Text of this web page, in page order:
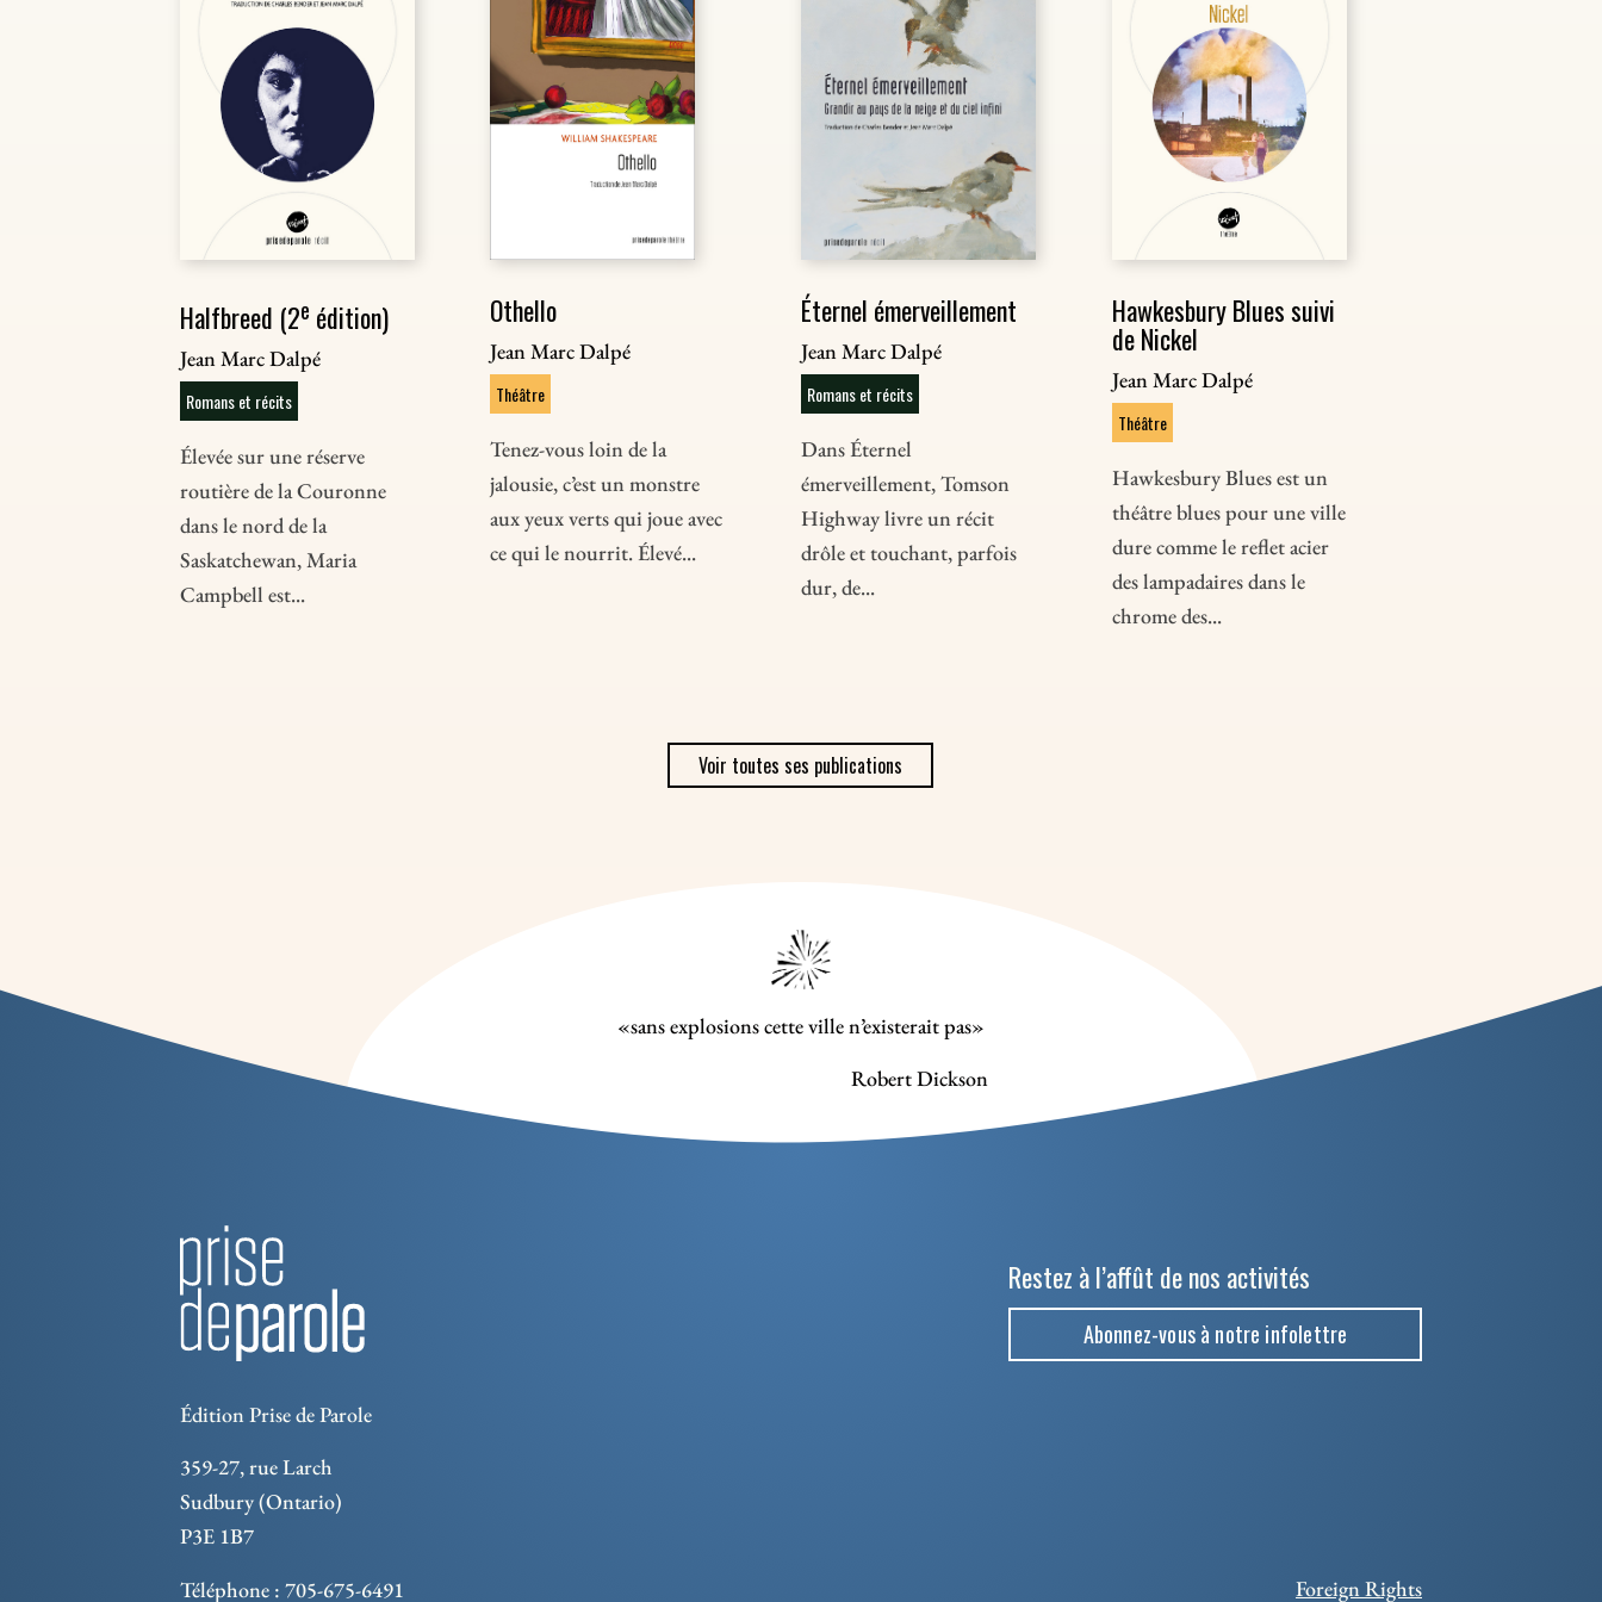
Halfbreed (2e édition)
Jean Marc Dalpé
Romans et récits
Élevée sur une réserve
routière de la Couronne
dans le nord de la
Saskatchewan, Maria
Campbell est...
Othello
Jean Marc Dalpé
Théâtre
Tenez-vous loin de la
jalousie, c’est un monstre
aux yeux verts qui joue avec
ce qui le nourrit. Élevé...
Éternel émerveillement
Jean Marc Dalpé
Romans et récits
Dans Éternel
émerveillement, Tomson
Highway livre un récit
drôle et touchant, parfois
dur, de...
Hawkesbury Blues suivi
de Nickel
Jean Marc Dalpé
Théâtre
Hawkesbury Blues est un
théâtre blues pour une ville
dure comme le reflet acier
des lampadaires dans le
chrome des...
Voir toutes ses publications
«sans explosions cette ville n’existerait pas»
Robert Dickson
Édition Prise de Parole
359-27, rue Larch
Sudbury (Ontario)
P3E 1B7
Téléphone : 705-675-6491
Restez à l’affût de nos activités
Abonnez-vous à notre infolettre
Foreign Rights